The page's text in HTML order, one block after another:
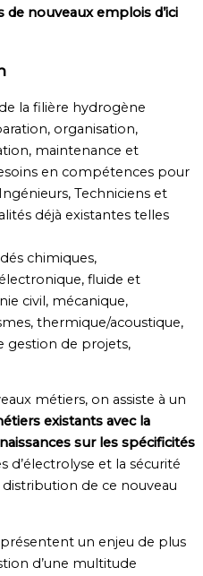
nouveaux emplois d’ici
la filière hydrogène
organisation,
maintenance et
en compétences pour
Techniciens et
déjà existantes telles
chimiques,
fluide et
civil, mécanique,
thermique/acoustique,
gestion de projets,
métiers, on assiste à un
existants avec la
sur les spécificités
d’électrolyse et la sécurité
de ce nouveau
un enjeu de plus
d’une multitude